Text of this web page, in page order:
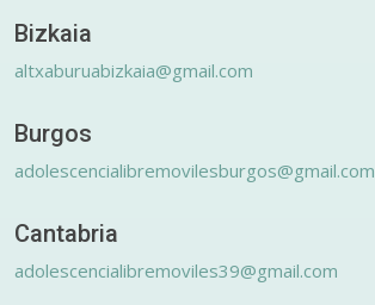
Bizkaia
altxaburuabizkaia@gmail.com
Burgos
adolescencialibremovilesburgos@gmail.com
Cantabria
adolescencialibremoviles39@gmail.com